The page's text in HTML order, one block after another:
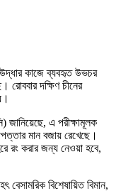
উদ্ধার কাজে ব্যবহৃত উভচর
দক্ষিণ চীনের
জানিয়েছে, এ পরীক্ষামূলক
মান বজায় রেখেছে।
রং করার জন্য নেওয়া হবে,
বিশেষায়িত বিমান,